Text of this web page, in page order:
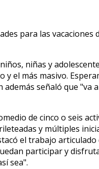
para las
niñas y
el más masivo.
señaló que
de cinco o seis
y múltiples
el trabajo
participar y
sea".